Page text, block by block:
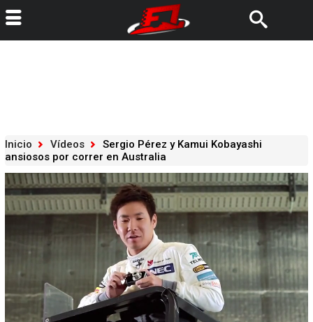
Inicio Vídeos
Sergio Pérez y Kamui Kobayashi
ansiosos por correr en Australia
Loaded:
100.00%